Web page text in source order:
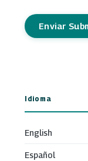
Enviar
Idioma
English
Español